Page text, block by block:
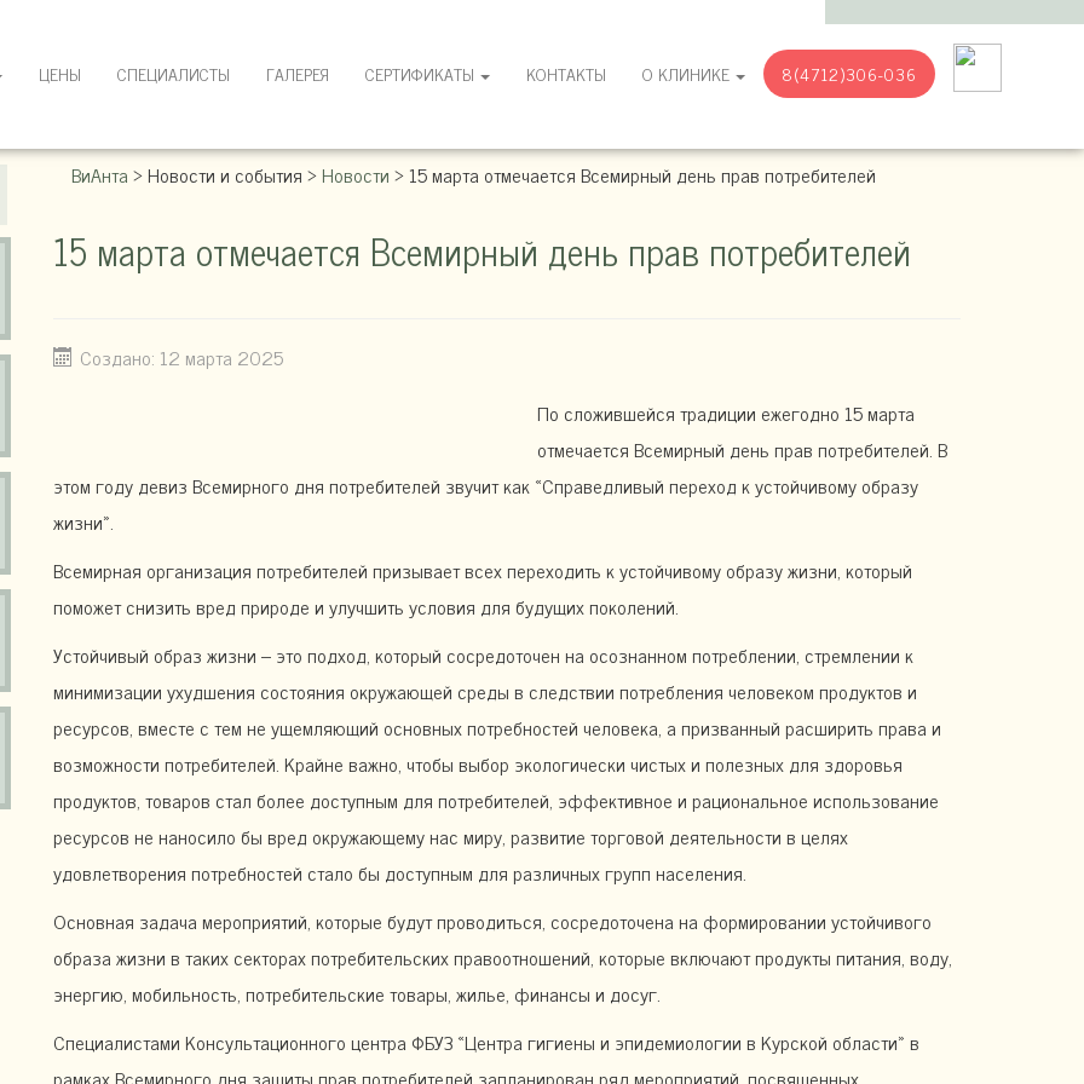
ЦЕНЫ СПЕЦИАЛИСТЫ ГАЛЕРЕЯ СЕРТИФИКАТЫ КОНТАКТЫ О КЛИНИКЕ 8(4712)306-036
ВиАнта>Новости и события>Новости>15 марта отмечается Всемирный день прав потребителей
15 марта отмечается Всемирный день прав потребителей
Создано: 12 марта 2025
По сложившейся традиции ежегодно 15 марта
отмечается Всемирный день прав потребителей. В
этом году девиз Всемирного дня потребителей звучит как «Справедливый переход к устойчивому образу
жизни».
Всемирная организация потребителей призывает всех переходить к устойчивому образу жизни, который
поможет снизить вред природе и улучшить условия для будущих поколений.
Устойчивый образ жизни – это подход, который сосредоточен на осознанном потреблении, стремлении к
минимизации ухудшения состояния окружающей среды в следствии потребления человеком продуктов и
ресурсов, вместе с тем не ущемляющий основных потребностей человека, а призванный расширить права и
возможности потребителей. Крайне важно, чтобы выбор экологически чистых и полезных для здоровья
продуктов, товаров стал более доступным для потребителей, эффективное и рациональное использование
ресурсов не наносило бы вред окружающему нас миру, развитие торговой деятельности в целях
удовлетворения потребностей стало бы доступным для различных групп населения.
Основная задача мероприятий, которые будут проводиться, сосредоточена на формировании устойчивого
образа жизни в таких секторах потребительских правоотношений, которые включают продукты питания, воду,
энергию, мобильность, потребительские товары, жилье, финансы и досуг.
Специалистами Консультационного центра ФБУЗ «Центра гигиены и эпидемиологии в Курской области» в